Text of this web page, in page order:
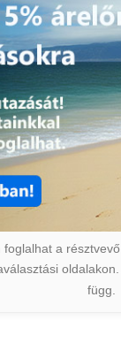
a
függ.